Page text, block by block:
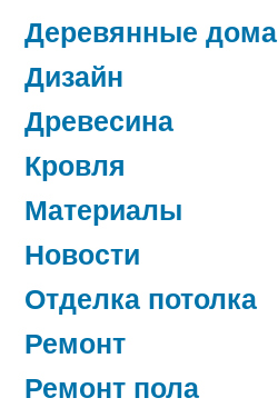
Деревянные дома
Дизайн
Древесина
Кровля
Материалы
Новости
Отделка потолка
Ремонт
Ремонт пола